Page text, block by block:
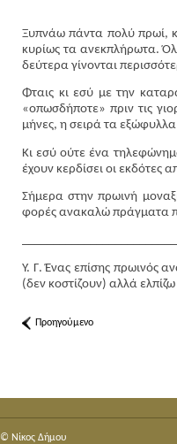
Ξυπνάω πάντα πολύ πρωί,
κυρίως τα ανεκπλήρωτα.
δεύτερα γίνονται
Φταις κι εσύ με την
«οπωσδήποτε» πριν τις
μήνες, η σειρά τα
Κι εσύ ούτε ένα
έχουν κερδίσει οι
Σήμερα στην πρωινή
φορές ανακαλώ πράγματα
Υ. Γ. Ένας επίσης πρωινός
(δεν κοστίζουν) αλλά
Προηγούμενο
© Nίκος Δήμου